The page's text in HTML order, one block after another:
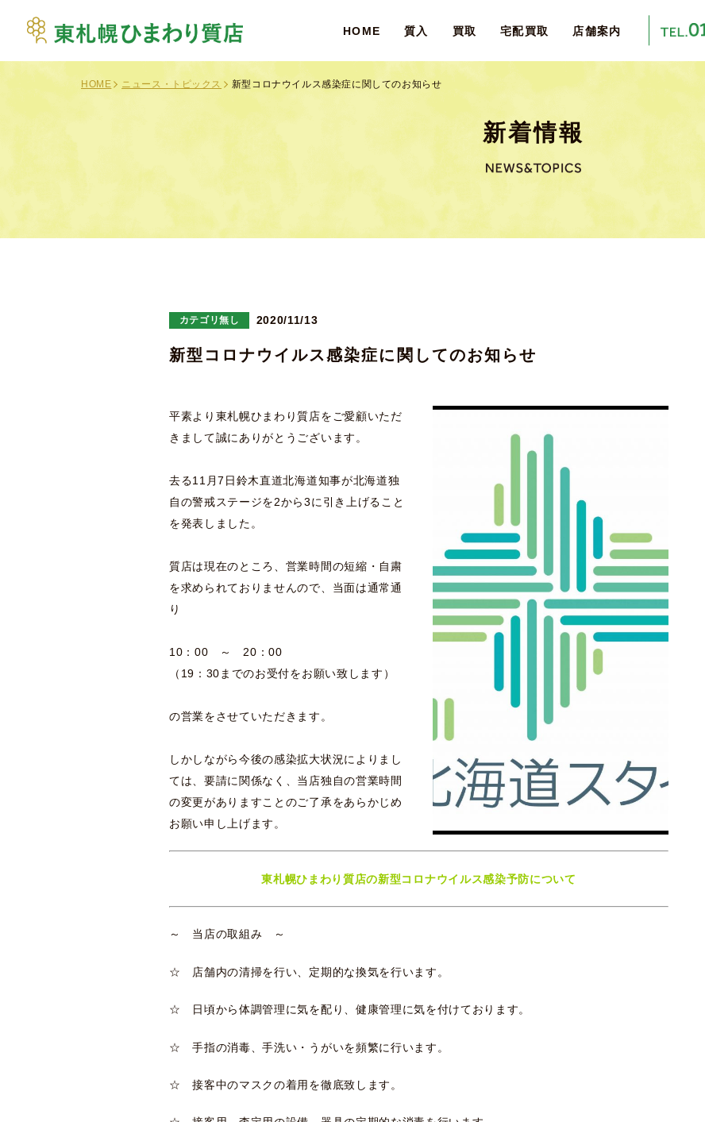
HOME 質入 買取 宅配買取 店舗案内
HOME ニュース・トピックス 新型コロナウイルス感染症に関してのお知らせ
新着情報
カテゴリ無し 2020/11/13
新型コロナウイルス感染症に関してのお知らせ
平素より東札幌ひまわり質店をご愛顧いただ
きまして誠にありがとうございます。
去る11月7日鈴木直道北海道知事が北海道独
自の警戒ステージを2から3に引き上げること
を発表しました。
質店は現在のところ、営業時間の短縮・自粛
を求められておりませんので、当面は通常通
り
10：00 ～ 20：00
（19：30までのお受付をお願い致します）
の営業をさせていただきます。
しかしながら今後の感染拡大状況によりまし
ては、要請に関係なく、当店独自の営業時間
の変更がありますことのご了承をあらかじめ
お願い申し上げます。
東札幌ひまわり質店の新型コロナウイルス感染予防について
～ 当店の取組み ～
☆ 店舗内の清掃を行い、定期的な換気を行います。
☆ 日頃から体調管理に気を配り、健康管理に気を付けております。
☆ 手指の消毒、手洗い・うがいを頻繁に行います。
☆ 接客中のマスクの着用を徹底致します。